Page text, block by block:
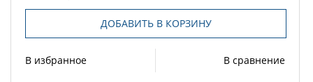
ДОБАВИТЬ В КОРЗИНУ
В избранное В сравнение